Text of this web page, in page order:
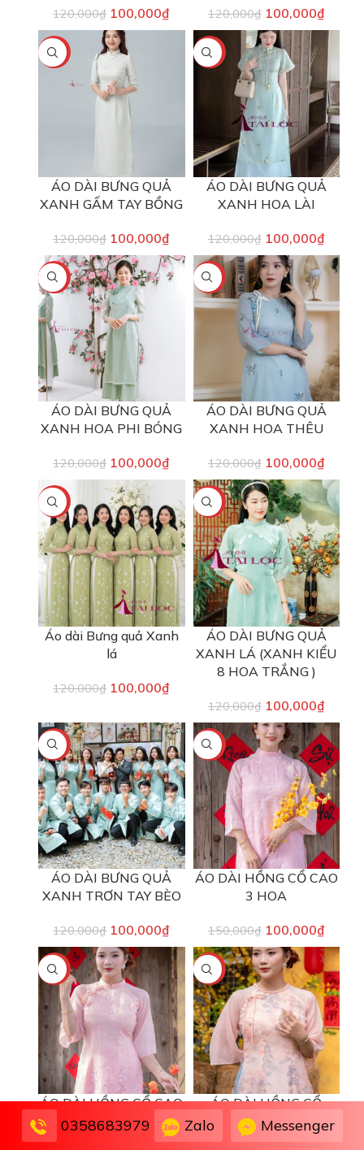
120,000₫ 100,000₫ 120,000₫ 100,000₫
-17%
ÁO DÀI BƯNG QUẢ
XANH GẤM TAY BỒNG
120,000₫ 100,000₫
-17%
ÁO DÀI BƯNG QUẢ
XANH HOA LÀI
120,000₫ 100,000₫
-17%
ÁO DÀI BƯNG QUẢ
XANH HOA PHI BÓNG
120,000₫ 100,000₫
-17%
ÁO DÀI BƯNG QUẢ
XANH HOA THÊU
120,000₫ 100,000₫
-17%
Áo dài Bưng quả Xanh
lá
120,000₫ 100,000₫
-17%
ÁO DÀI BƯNG QUẢ
XANH LÁ (XANH KIỂU
8 HOA TRẮNG )
120,000₫ 100,000₫
-17%
ÁO DÀI BƯNG QUẢ
XANH TRƠN TAY BÈO
120,000₫ 100,000₫
-33%
ÁO DÀI HỒNG CỔ CAO
3 HOA
150,000₫ 100,000₫
-33%
ÁO DÀI HỒNG CỔ CAO
3 NƠ
-33%
ÁO DÀI HỒNG CỔ
TRÒN NƠ THÊU
0358683979 Zalo Messenger